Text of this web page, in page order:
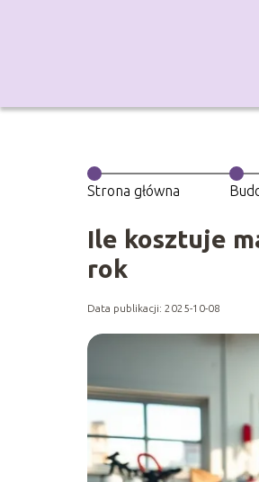
Strona główna
Ile kosztuje
rok
Data publikacji: 2025-10-08